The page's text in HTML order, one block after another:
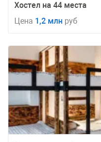
Хостел на 44 места
Цена 1,2 млн руб